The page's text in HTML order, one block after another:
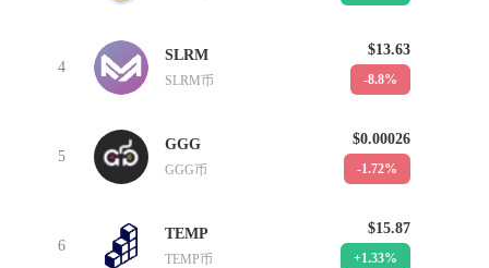
4
SLRM
SLRM币
$13.63
-8.8%
5
GGG
GGG币
$0.00026
-1.72%
6
TEMP
TEMP币
$15.87
+1.33%